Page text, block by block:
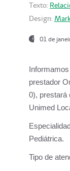
Texto:
Design:
01 de
prestador
0), prestará
Unimed
Pediátrica.
Tipo de